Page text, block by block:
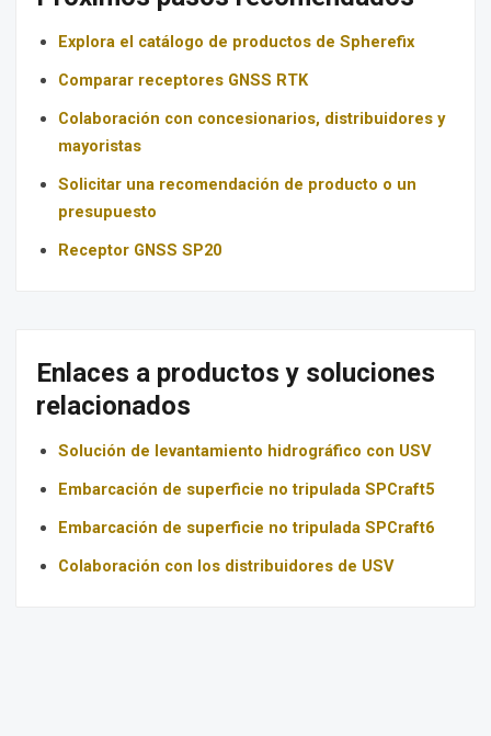
Explora el catálogo de productos de Spherefix
Comparar receptores GNSS RTK
Colaboración con concesionarios, distribuidores y
mayoristas
Solicitar una recomendación de producto o un
presupuesto
Receptor GNSS SP20
Enlaces a productos y soluciones
relacionados
Solución de levantamiento hidrográfico con USV
Embarcación de superficie no tripulada SPCraft5
Embarcación de superficie no tripulada SPCraft6
Colaboración con los distribuidores de USV